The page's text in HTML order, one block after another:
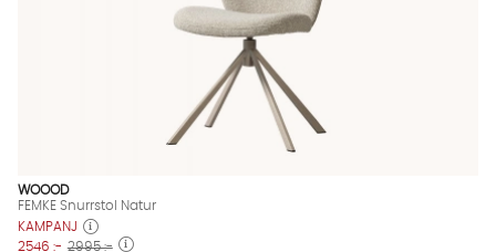
WOOOD
FEMKE Snurrstol Natur
KAMPANJ
2546 :- 2995 :-